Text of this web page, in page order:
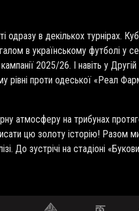
в декількох турнірах.
в українському футболі у
2025/26. І навіть у Другій
рівні проти одеської «Реал
атмосферу на трибунах
цю золоту історію! Разом
До зустрічі на стадіоні